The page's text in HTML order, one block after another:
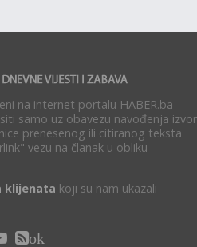
na internet portalu HABER.ba
samo uz obavezu navođenja
prenesenog ili citiranog teksta
vezu na članak u obliku
klijenata koji su nam ukazali
ok